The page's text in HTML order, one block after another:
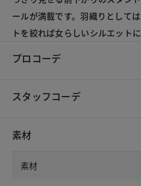
ールが満載です。羽織りとして
トを絞れば女らしいシルエットに
プロコーデ
スタッフコーデ
素材
素材